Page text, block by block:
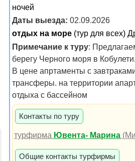
ночей
Даты выезда: 02.09.2026
отдых на море (тур для всех)
Примечание к туру:
берегу Черного моря в
В цене апртаменты с
трансферы. на территории
отдыха с бассейном
Контакты по туру
турфирма Ювента- Марина
Общие контакты турфирмы